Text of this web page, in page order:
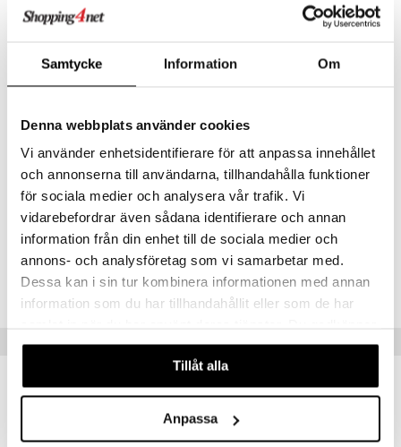
Samtycke Information Om
Denna webbplats använder cookies
Vi använder enhetsidentifierare för att anpassa innehållet
och annonserna till användarna, tillhandahålla funktioner
för sociala medier och analysera vår trafik. Vi
vidarebefordrar även sådana identifierare och annan
information från din enhet till de sociala medier och
annons- och analysföretag som vi samarbetar med.
Dessa kan i sin tur kombinera informationen med annan
information som du har tillhandahållit eller som de har
våra cookies vid fortsatt användande av vår webbplats.
Tillåt alla
Anpassa
Vegaaninen koostumus
Löydä täydellinen parisi ja yhdistä Max Factor Highlighter Balm -
Käyttö
Saavuttaaksesi välittömän hehkuvan värin, levitä Max Factor Miracle
Pure Blush Balmia poskille tai huulille ja häivytä. Lisää väriä saadaksesi
intensiivisemmän ilmeen.
Tuotenumero
CMX62-MF-6-010-XX
Vinkkejä sinulle